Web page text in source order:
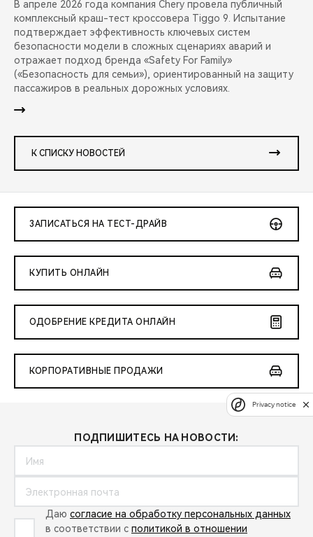
В апреле 2026 года компания Chery провела публичный
комплексный краш-тест кроссовера Tiggo 9. Испытание
подтверждает эффективность ключевых систем
безопасности модели в сложных сценариях аварий и
отражает подход бренда «Safety For Family»
(«Безопасность для семьи»), ориентированный на защиту
пассажиров в реальных дорожных условиях.
К СПИСКУ НОВОСТЕЙ
ЗАПИСАТЬСЯ НА ТЕСТ-ДРАЙВ
КУПИТЬ ОНЛАЙН
ОДОБРЕНИЕ КРЕДИТА ОНЛАЙН
КОРПОРАТИВНЫЕ ПРОДАЖИ
ПОДПИШИТЕСЬ НА НОВОСТИ:
Даю согласие на обработку персональных данных
в соответствии с политикой в отношении
Privacy notice